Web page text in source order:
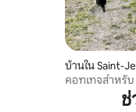
บ้านใน Saint-
คอทเทจสำหรับ
ช่